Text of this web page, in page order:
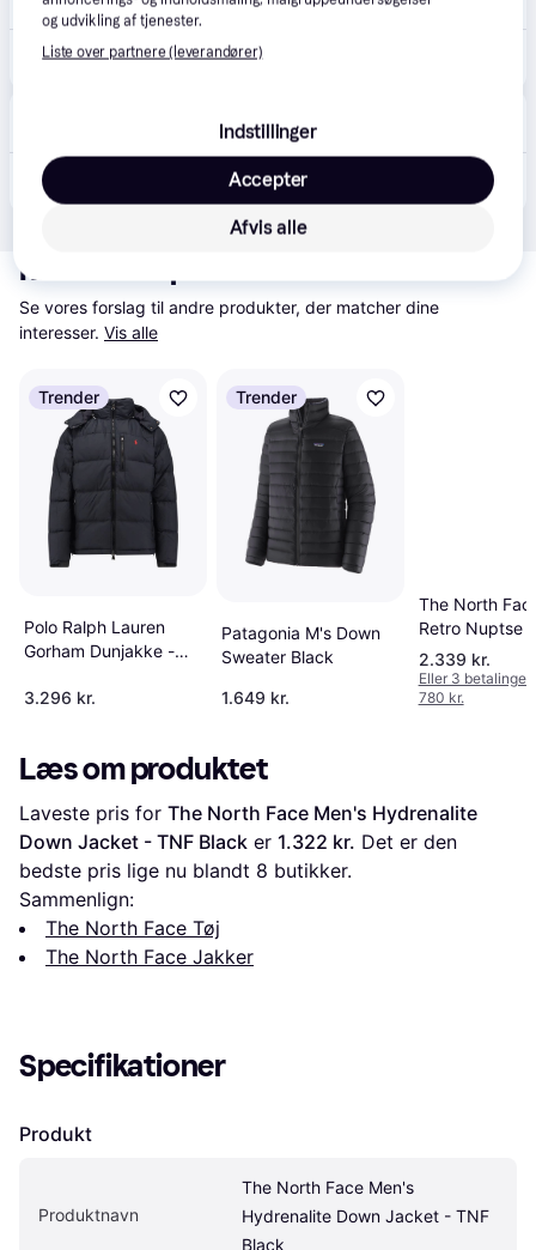
Fri fragt ,3-4 dage
(ComputerSalg) The North Face Hydrenalite dunjakke - tnf black str. M 1.407 kr.
Eller 3 betalinger af 469 kr.
Relaterede produkter
Se vores forslag til andre produkter, der matcher dine
interesser. Vis alle
Trender
Polo Ralph Lauren
Gorham Dunjakke -
3.296 kr.
Trender
Patagonia M's Down
Sweater Black
1.649 kr.
The North
Retro Nuptse
Black
2.339 kr.
Eller 3 betalinger
780 kr.
Læs om produktet
Laveste pris for The North Face Men's Hydrenalite
Down Jacket - TNF Black er 1.322 kr. Det er den
bedste pris lige nu blandt 8 butikker.
Sammenlign:
The North Face Tøj
The North Face Jakker
Specifikationer
Produkt
Produktnavn
The North Face Men's
Hydrenalite Down Jacket - TNF
Black
og udvikling af tjenester.
Liste over partnere (leverandører)
Indstillinger
Afvis alle
Accepter